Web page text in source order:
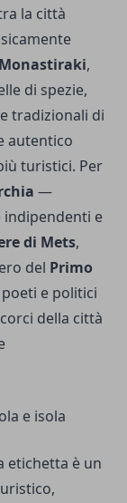
la città
Monastiraki,
di spezie,
tradizionali di
autentico
turistici. Per
—
indipendenti e
di Mets,
del Primo
e politici
della città
e isola
etichetta è un